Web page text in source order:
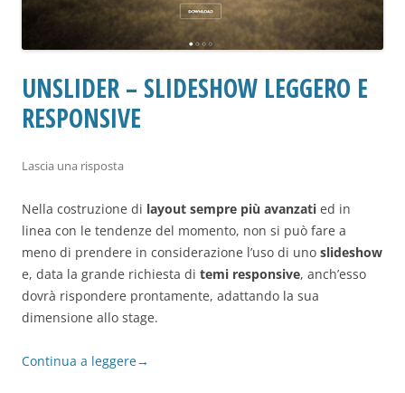
UNSLIDER – SLIDESHOW LEGGERO E
RESPONSIVE
Lascia una risposta
Nella costruzione di layout sempre più avanzati ed in
linea con le tendenze del momento, non si può fare a
meno di prendere in considerazione l’uso di uno slideshow
e, data la grande richiesta di temi responsive, anch’esso
dovrà rispondere prontamente, adattando la sua
dimensione allo stage.
Continua a leggere→